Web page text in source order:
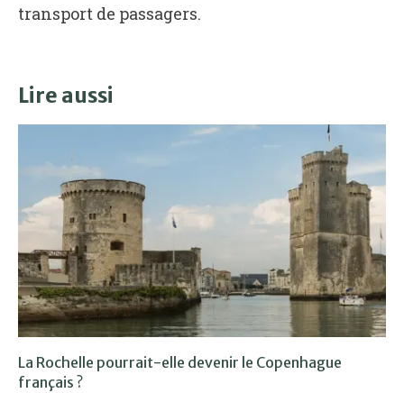
transport de passagers.
Lire aussi
La Rochelle pourrait-elle devenir le Copenhague
français ?